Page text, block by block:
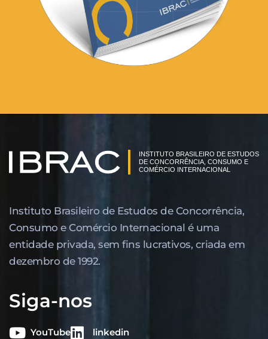
Instituto Brasileiro de Estudos de Concor­rência,
Consumo e Comércio Internacional é uma
entidade privada, sem fins lucrativos, criada em
dezembro de 1992.
Siga-nos
YouTube linkedin